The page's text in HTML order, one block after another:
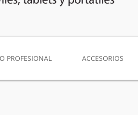
PROFESIONAL ACCESORIOS